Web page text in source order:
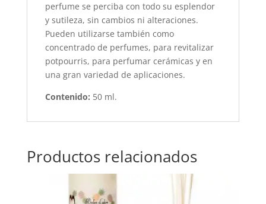
perfume se perciba con todo su esplendor
y sutileza, sin cambios ni alteraciones.
Pueden utilizarse también como
concentrado de perfumes, para revitalizar
potpourris, para perfumar cerámicas y en
una gran variedad de aplicaciones.
Contenido: 50 ml.
Productos relacionados